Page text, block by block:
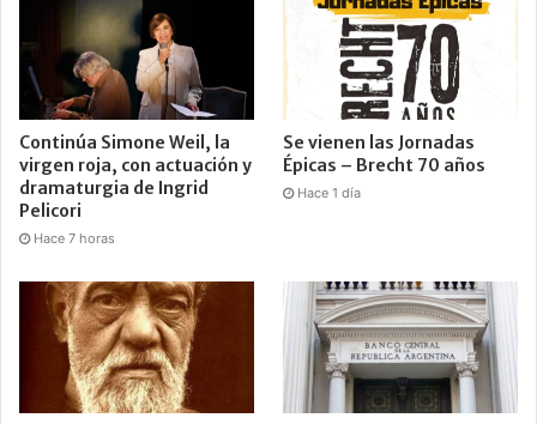
Continúa Simone Weil, la
virgen roja, con actuación y
dramaturgia de Ingrid
Pelicori
Hace 7 horas
Se vienen las Jornadas
Épicas – Brecht 70 años
Hace 1 día